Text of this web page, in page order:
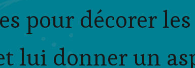
pour décorer
lui donner un